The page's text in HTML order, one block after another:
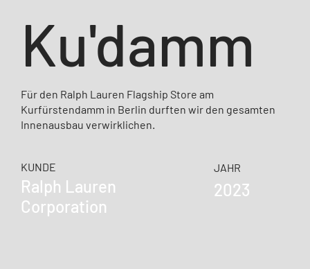
Ku'damm
Für den Ralph Lauren Flagship Store am
Kurfürstendamm in Berlin durften wir den gesamten
Innenausbau verwirklichen.
JAHR
2023
KUNDE
Ralph Lauren
Corporation